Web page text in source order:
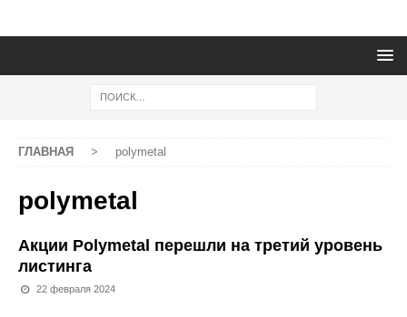
ГЛАВНАЯ > polymetal
polymetal
Акции Polymetal перешли на третий уровень
листинга
22 февраля 2024